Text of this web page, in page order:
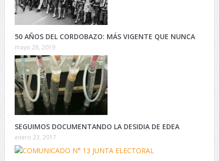
50 AÑOS DEL CORDOBAZO: MÁS VIGENTE QUE NUNCA
mayo 28, 2019
SEGUIMOS DOCUMENTANDO LA DESIDIA DE EDEA
enero 23, 2017